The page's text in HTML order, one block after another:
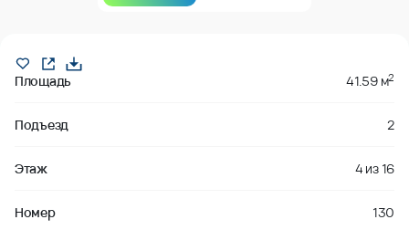
Площадь 41.59 м2
Подъезд 2
Этаж 4 из16
Номер 130